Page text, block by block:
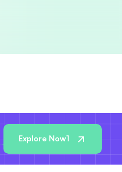
Explore Now1